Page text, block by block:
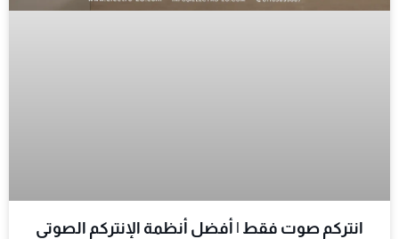
انتركم صوت فقط | أفضل أنظمة الإنتركم الصوتي